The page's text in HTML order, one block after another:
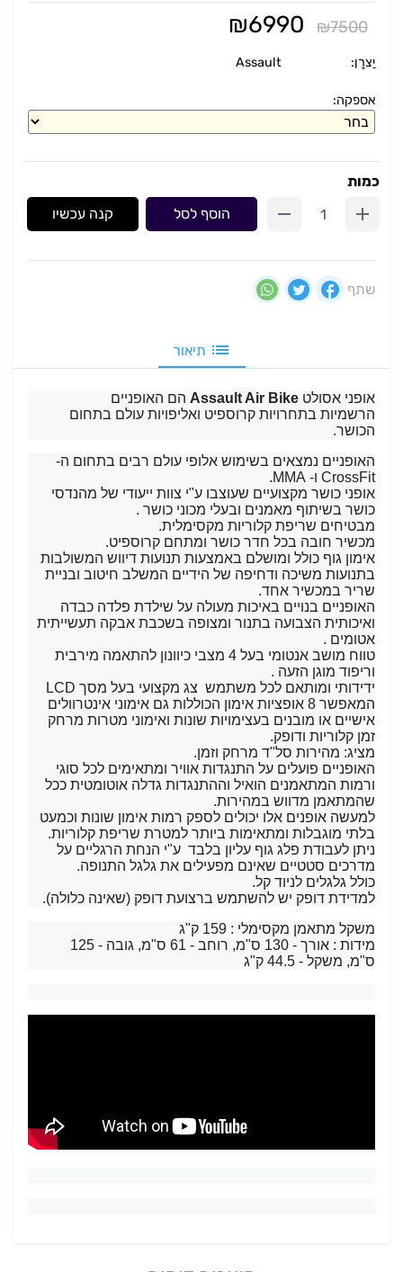
₪7500
₪6990
יַצרָן:
אספקה:
כמות
הוסף לסל
קנה עכשיו
שתף
תיאור
אופני אסולט Assault Air Bike הם האופניים
הרשמיות בתחרויות קרוספיט ואליפויות עולם בתחום
הכושר.
האופניים נמצאים בשימוש אלופי עולם רבים בתחום ה-
CrossFit ו- MMA.
אופני כושר מקצועיים שעוצבו ע"י צוות ייעודי של מהנדסי
כושר בשיתוף מאמנים ובעלי מכוני כושר .
מבטיחים שריפת קלוריות מקסימלית.
מכשיר חובה בכל חדר כושר ומתחם קרוספיט.
אימון גוף כולל ומושלם באמצעות תנועות דיווש המשולבות
בתנועות משיכה ודחיפה של הידיים המשלב חיטוב ובניית
שריר במכשיר אחד.
האופניים בנויים באיכות מעולה על שילדת פלדה כבדה
ואיכותית הצבועה בתנור ומצופה בשכבת אבקה תעשייתית
אטומים .
טווח מושב אנטומי בעל 4 מצבי כיוונון להתאמה מירבית
וריפוד מוגן הזעה .
ידידותי ומותאם לכל משתמש צג מקצועי בעל מסך LCD
המאפשר 8 אופציות אימון הכוללות גם אימוני אינטרוולים
אישיים או מובנים בעצימויות שונות ואימוני מטרות מרחק
זמן קלוריות ודופק.
מציג: מהירות סל"ד מרחק וזמן.
האופניים פועלים על התנגדות אוויר ומתאימים לכל סוגי
ורמות המתאמנים הואיל וההתנגדות גדלה אוטומטית ככל
שהמתאמן מדווש במהירות.
למעשה אופנים אלו יכולים לספק רמות אימון שונות וכמעט
בלתי מוגבלות ומתאימות ביותר למטרת שריפת קלוריות.
ניתן לעבודת פלג גוף עליון בלבד ע"י הנחת הרגליים על
מדרכים סטטיים שאינם מפעילים את גלגל התנופה.
כולל גלגלים לניוד קל.
למדידת דופק יש להשתמש ברצועת דופק (שאינה כלולה).
משקל מתאמן מקסימלי : 159 ק"ג
מידות : אורך - 130 ס"מ, רוחב - 61 ס"מ, גובה - 125
ס"מ, משקל - 44.5 ק"ג